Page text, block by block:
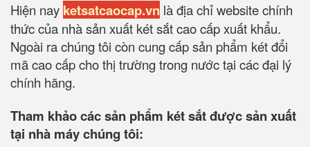
Hiện nay ketsatcaocap.vn là địa chỉ website chính
thức của nhà sản xuất két sắt cao cấp xuất khẩu.
Ngoài ra chúng tôi còn cung cấp sản phẩm két đổi
mã cao cấp cho thị trường trong nước tại các đại lý
chính hãng.
Tham khảo các sản phẩm két sắt được sản xuất
tại nhà máy chúng tôi: